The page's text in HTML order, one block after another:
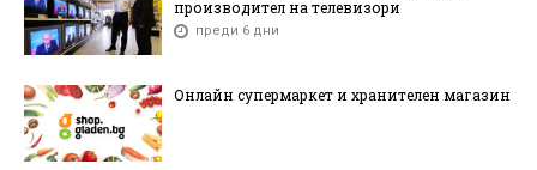
производител на телевизори
преди 6 дни
Онлайн супермаркет и хранителен магазин